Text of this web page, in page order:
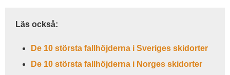
Läs också:
De 10 största fallhöjderna i Sveriges skidorter
De 10 största fallhöjderna i Norges skidorter